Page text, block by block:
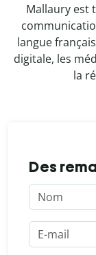
Mallaury est
langue
digitale, les
la
Des